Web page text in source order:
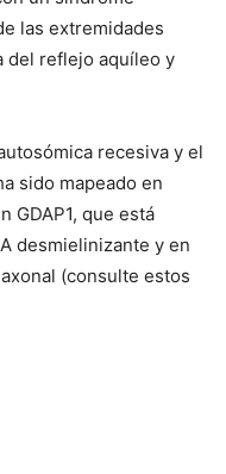
las extremidades
del reflejo aquíleo y
recesiva y el
sido mapeado en
GDAP1, que está
desmielinizante y en
(consulte estos